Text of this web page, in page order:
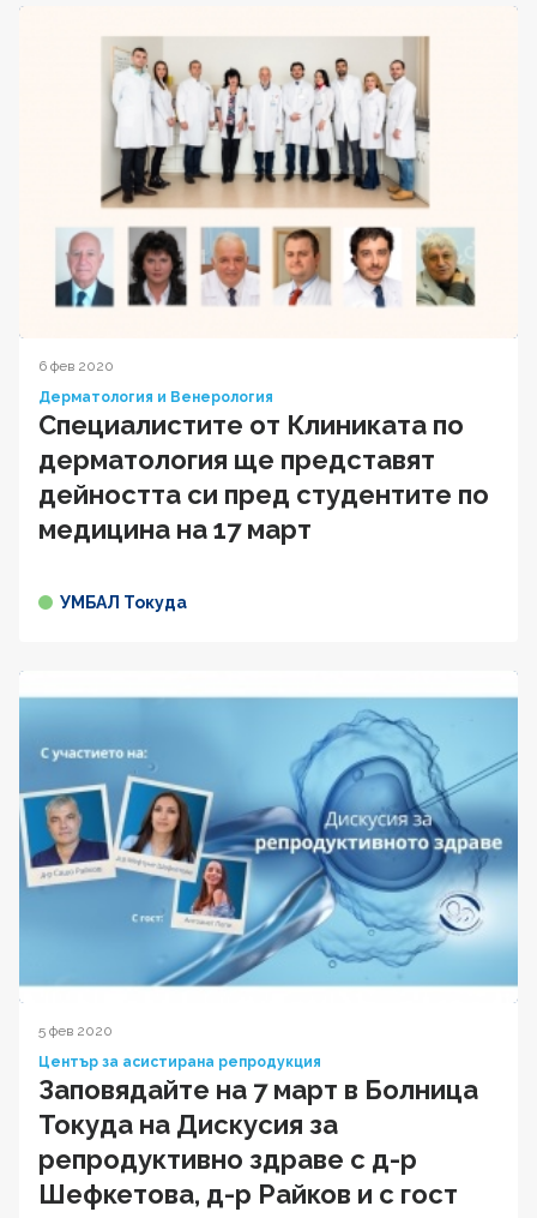
6 фев 2020
Дерматология и Венерология
Специалистите от Клиниката по
дерматология ще представят
дейността си пред студентите по
медицина на 17 март
УМБАЛ Токуда
5 фев 2020
Център за асистирана репродукция
Заповядайте на 7 март в Болница
Токуда на Дискусия за
репродуктивно здраве с д-р
Шефкетова, д-р Райков и с гост